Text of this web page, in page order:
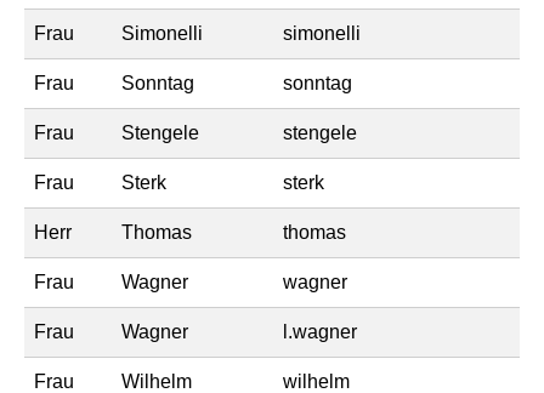
Frau Simonelli simonelli
Frau Sonntag sonntag
Frau Stengele stengele
Frau Sterk sterk
Herr Thomas thomas
Frau Wagner wagner
Frau Wagner l.wagner
Frau Wilhelm wilhelm